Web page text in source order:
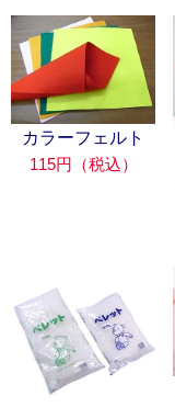
カラーフェルト
115円（税込）